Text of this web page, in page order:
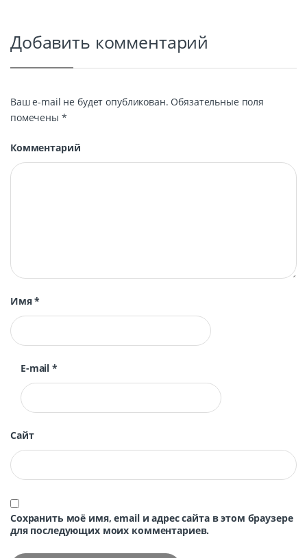
Добавить комментарий
Ваш e-mail не будет опубликован. Обязательные поля
помечены *
Комментарий
Имя*
E-mail*
Сайт
Сохранить моё имя, email и адрес сайта в этом браузере
для последующих моих комментариев.